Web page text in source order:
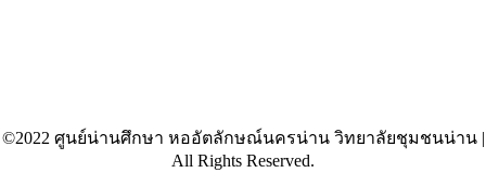
©2022 ศูนย์น่านศึกษา หออัตลักษณ์นครน่าน วิทยาลัยชุมชนน่าน |
All Rights Reserved.